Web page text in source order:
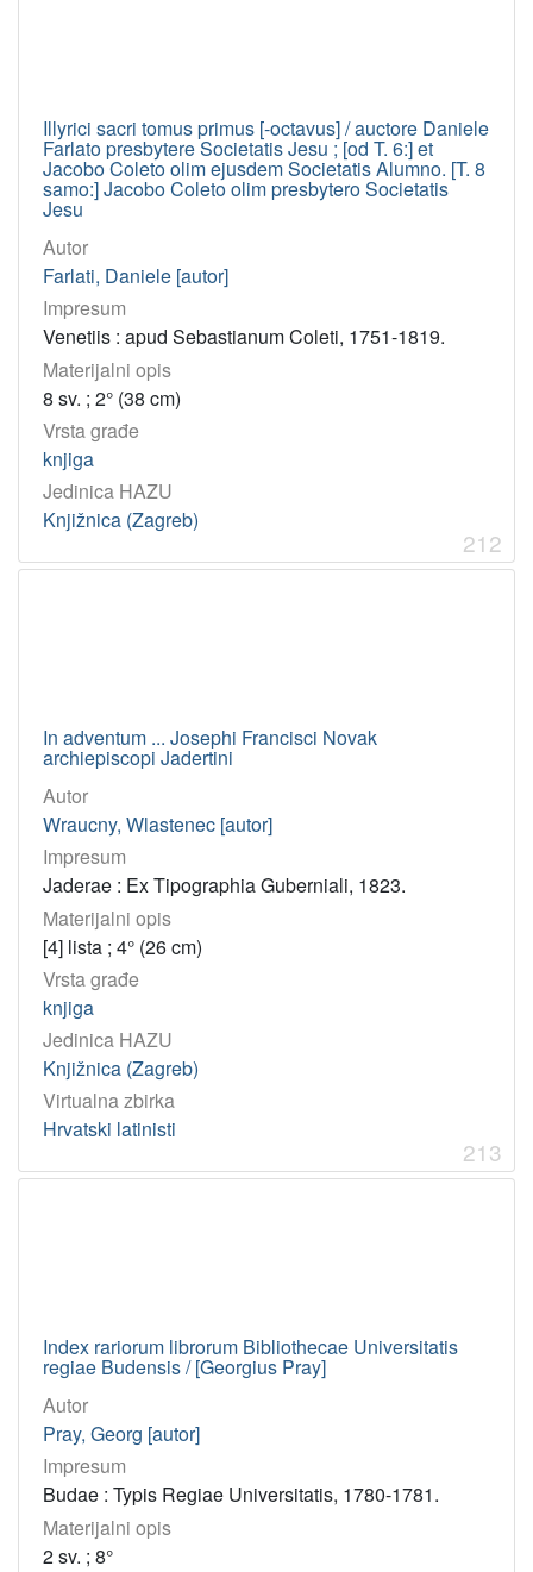
Illyrici sacri tomus primus [-octavus] / auctore Daniele
Farlato presbytere Societatis Jesu ; [od T. 6:] et
Jacobo Coleto olim ejusdem Societatis Alumno. [T. 8
samo:] Jacobo Coleto olim presbytero Societatis
Jesu
Autor
Farlati, Daniele [autor]
Impresum
Venetiis : apud Sebastianum Coleti, 1751-1819.
Materijalni opis
8 sv. ; 2° (38 cm)
Vrsta građe
knjiga
Jedinica HAZU
Knjižnica (Zagreb)
212
In adventum ... Josephi Francisci Novak
archiepiscopi Jadertini
Autor
Wraucny, Wlastenec [autor]
Impresum
Jaderae : Ex Tipographia Guberniali, 1823.
Materijalni opis
[4] lista ; 4° (26 cm)
Vrsta građe
knjiga
Jedinica HAZU
Knjižnica (Zagreb)
Virtualna zbirka
Hrvatski latinisti
213
Index rariorum librorum Bibliothecae Universitatis
regiae Budensis / [Georgius Pray]
Autor
Pray, Georg [autor]
Impresum
Budae : Typis Regiae Universitatis, 1780-1781.
Materijalni opis
2 sv. ; 8°